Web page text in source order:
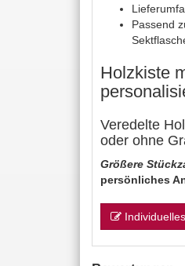
Passend
Holzkiste
Veredelte
oder ohne
Größere
persönliches